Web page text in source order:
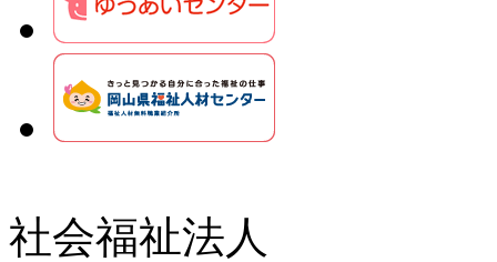
社会福祉法人